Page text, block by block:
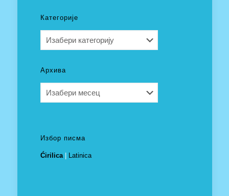
Категорије
Архива
Избор писма
Ćirilica| Latinica